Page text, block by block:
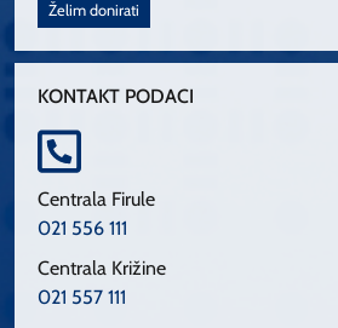
Želim donirati
KONTAKT PODACI
Centrala Firule
021 556 111
Centrala Križine
021 557 111